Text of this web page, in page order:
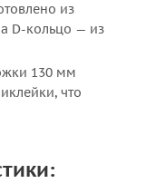
из
D-кольцо — из
130 мм
что